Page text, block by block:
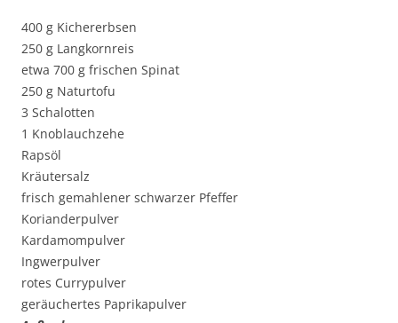
400 g Kichererbsen
250 g Langkornreis
etwa 700 g frischen Spinat
250 g Naturtofu
3 Schalotten
1 Knoblauchzehe
Rapsöl
Kräutersalz
frisch gemahlener schwarzer Pfeffer
Korianderpulver
Kardamompulver
Ingwerpulver
rotes Currypulver
geräuchertes Paprikapulver